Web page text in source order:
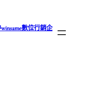
數位行銷企